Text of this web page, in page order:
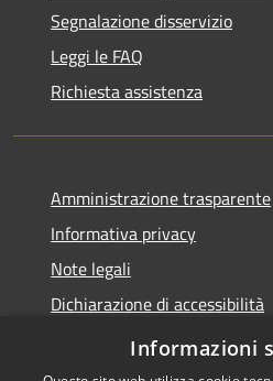
Segnalazione disservizio
Leggi le FAQ
Richiesta assistenza
Amministrazione trasparente
Informativa privacy
Note legali
Dichiarazione di accessibilità
Statistica accessiInformazioni